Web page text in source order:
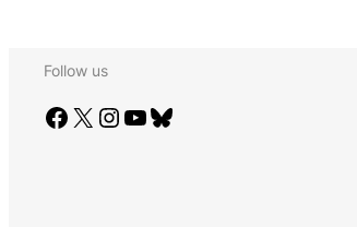
Follow us
Facebook X Instagram YouTube Bluesky